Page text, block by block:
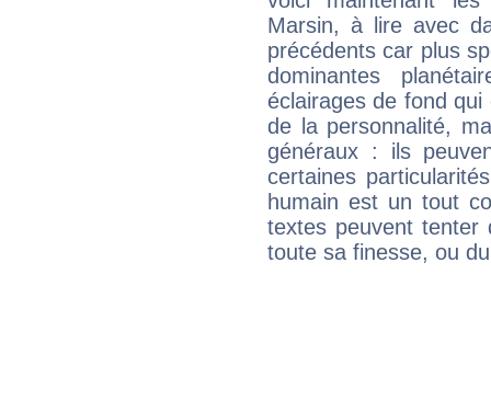
Marsin, à lire avec
précédents car plus
dominantes
éclairages de fond
de la personnalité,
généraux : ils
certaines
humain est un tout
textes peuvent tenter
toute sa finesse, ou